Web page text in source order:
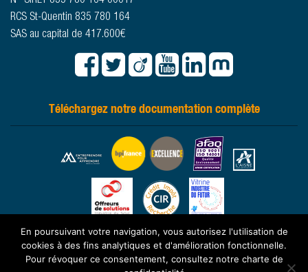
RCS St-Quentin 835 780 164
SAS au capital de 417.600€
Téléchargez notre documentation complète
© 2026 -www.sougland.fr- Tous droits réservés - Mentions légales-
En poursuivant votre navigation, vous autorisez l'utilisation de
cookies à des fins analytiques et d'amélioration fonctionnelle.
Pour révoquer ce consentement, consultez notre charte de